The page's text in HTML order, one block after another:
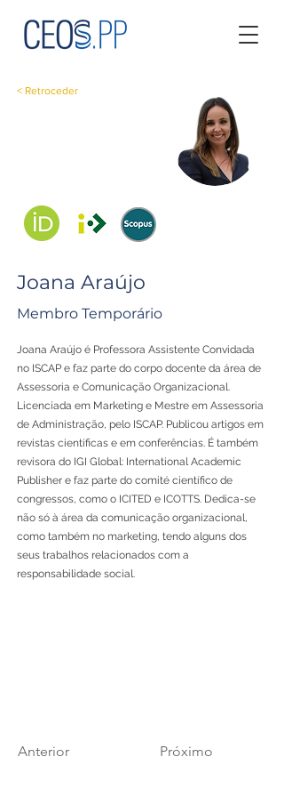
< Retroceder
Joana Araújo
Membro Temporário
Joana Araújo é Professora Assistente Convidada
no ISCAP e faz parte do corpo docente da área de
Assessoria e Comunicação Organizacional.
Licenciada em Marketing e Mestre em Assessoria
de Administração, pelo ISCAP. Publicou artigos em
revistas científicas e em conferências. É também
revisora do IGI Global: International Academic
Publisher e faz parte do comité científico de
congressos, como o ICITED e ICOTTS. Dedica-se
não só à área da comunicação organizacional,
como também no marketing, tendo alguns dos
seus trabalhos relacionados com a
responsabilidade social.
Anterior Próximo